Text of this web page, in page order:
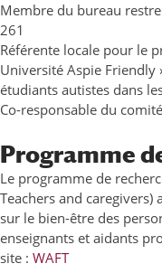
Membre du bureau
261
Référente locale pour le
Université Aspie Friendly
étudiants autistes dans
Co-responsable du
Programme
Le programme de
Teachers and
sur le bien-être des
enseignants et aidants
site : WAFT